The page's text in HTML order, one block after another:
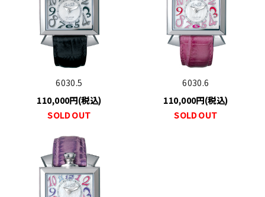
6030.5
110,000円(税込)
SOLD OUT
6030.6
110,000円(税込)
SOLD OUT